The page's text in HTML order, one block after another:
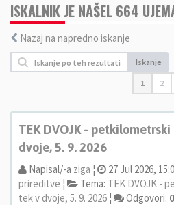
ISKALNIK JE NAŠEL 664
Nazaj na napredno iskanje
Iskanje
1 2
TEK DVOJK -
dvoje, 5. 9. 2026
Napisal/-a ziga ¦ 27 Jul 2026,
prireditve ¦ Tema: TEK DVOJK -
tek v dvoje, 5. 9. 2026 ¦ Odgovori: 0